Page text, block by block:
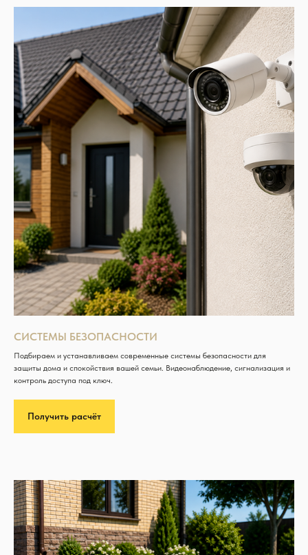
СИСТЕМЫ БЕЗОПАСНОСТИ
Подбираем и устанавливаем современные системы безопасности для
защиты дома и спокойствия вашей семьи. Видеонаблюдение, сигнализация и
контроль доступа под ключ.
Получить расчёт